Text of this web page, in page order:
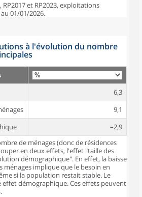
RP2017 et RP2023, exploitations
01/01/2026.
à l'évolution du nombre
6,3
9,1
–2,9
de ménages (donc de résidences
en deux effets, l'effet "taille des
démographique". En effet, la baisse
ménages implique que le besoin en
si la population restait stable. Le
démographique. Ces effets peuvent